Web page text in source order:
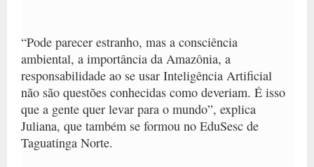
“Pode parecer estranho, mas a consciência
ambiental, a importância da Amazônia, a
responsabilidade ao se usar Inteligência Artificial
não são questões conhecidas como deveriam. É isso
que a gente quer levar para o mundo”, explica
Juliana, que também se formou no EduSesc de
Taguatinga Norte.